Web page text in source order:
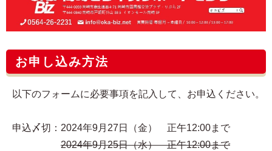
お申し込み方法
以下のフォームに必要事項を記入して、お申込ください。
申込〆切：2024年9月27日（金） 正午12:00まで
2024年9月25日（水） 正午12:00まで